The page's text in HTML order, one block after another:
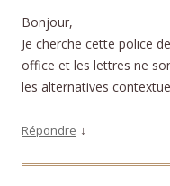
Bonjour,
Je cherche cette police
office et les lettres ne
les alternatives
Répondre ↓